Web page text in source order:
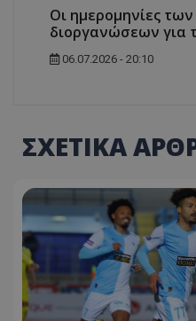
Οι ημερομηνίες
διοργανώσεων για
06.07.2026 - 20:10
ΣΧΕΤΙΚΑ